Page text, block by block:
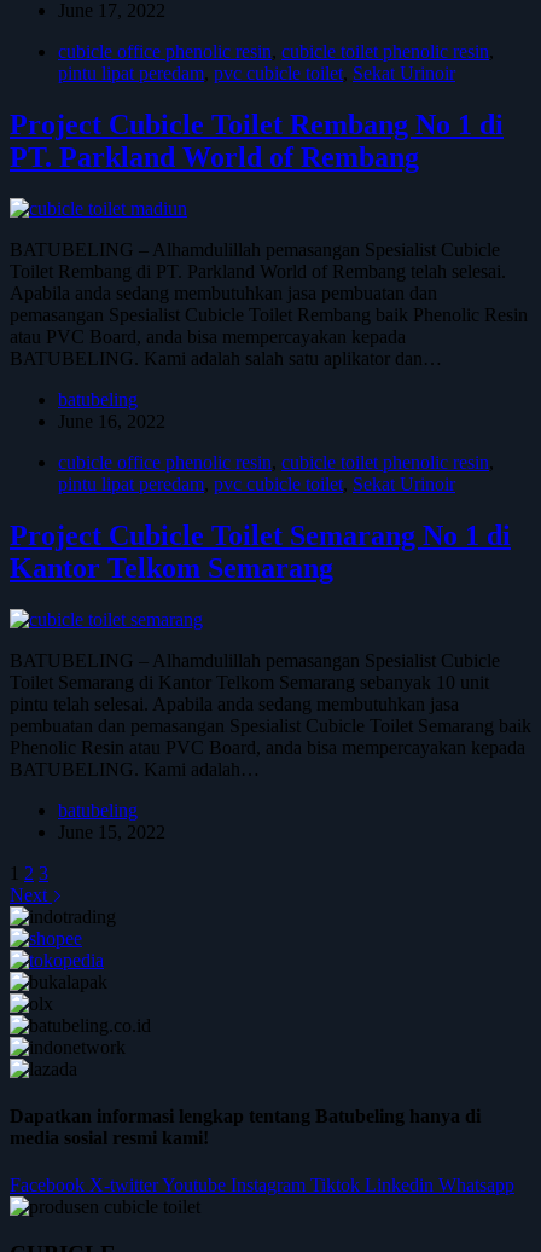
June 17, 2022
cubicle office phenolic resin, cubicle toilet phenolic resin,
pintu lipat peredam, pvc cubicle toilet, Sekat Urinoir
Project Cubicle Toilet Rembang No 1 di
PT. Parkland World of Rembang
BATUBELING – Alhamdulillah pemasangan Spesialist Cubicle
Toilet Rembang di PT. Parkland World of Rembang telah selesai.
Apabila anda sedang membutuhkan jasa pembuatan dan
pemasangan Spesialist Cubicle Toilet Rembang baik Phenolic Resin
atau PVC Board, anda bisa mempercayakan kepada
BATUBELING. Kami adalah salah satu aplikator dan…
batubeling
June 16, 2022
cubicle office phenolic resin, cubicle toilet phenolic resin,
pintu lipat peredam, pvc cubicle toilet, Sekat Urinoir
Project Cubicle Toilet Semarang No 1 di
Kantor Telkom Semarang
BATUBELING – Alhamdulillah pemasangan Spesialist Cubicle
Toilet Semarang di Kantor Telkom Semarang sebanyak 10 unit
pintu telah selesai. Apabila anda sedang membutuhkan jasa
pembuatan dan pemasangan Spesialist Cubicle Toilet Semarang baik
Phenolic Resin atau PVC Board, anda bisa mempercayakan kepada
BATUBELING. Kami adalah…
batubeling
June 15, 2022
1 2 3
Next
Dapatkan informasi lengkap tentang Batubeling hanya di
media sosial resmi kami!
Facebook X-twitterYoutube Instagram Tiktok Linkedin Whatsapp